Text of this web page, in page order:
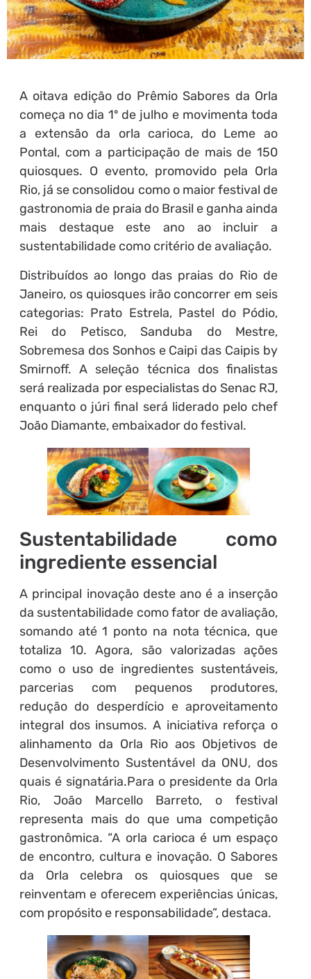
A oitava edição do Prêmio Sabores da Orla
começa no dia 1º de julho e movimenta toda
a extensão da orla carioca, do Leme ao
Pontal, com a participação de mais de 150
quiosques. O evento, promovido pela Orla
Rio, já se consolidou como o maior festival de
gastronomia de praia do Brasil e ganha ainda
mais destaque este ano ao incluir a
sustentabilidade como critério de avaliação.
Distribuídos ao longo das praias do Rio de
Janeiro, os quiosques irão concorrer em seis
categorias: Prato Estrela, Pastel do Pódio,
Rei do Petisco, Sanduba do Mestre,
Sobremesa dos Sonhos e Caipi das Caipis by
Smirnoff. A seleção técnica dos finalistas
será realizada por especialistas do Senac RJ,
enquanto o júri final será liderado pelo chef
João Diamante, embaixador do festival.
Sustentabilidade como
ingrediente essencial
A principal inovação deste ano é a inserção
da sustentabilidade como fator de avaliação,
somando até 1 ponto na nota técnica, que
totaliza 10. Agora, são valorizadas ações
como o uso de ingredientes sustentáveis,
parcerias com pequenos produtores,
redução do desperdício e aproveitamento
integral dos insumos. A iniciativa reforça o
alinhamento da Orla Rio aos Objetivos de
Desenvolvimento Sustentável da ONU, dos
quais é signatária.Para o presidente da Orla
Rio, João Marcello Barreto, o festival
representa mais do que uma competição
gastronômica. “A orla carioca é um espaço
de encontro, cultura e inovação. O Sabores
da Orla celebra os quiosques que se
reinventam e oferecem experiências únicas,
com propósito e responsabilidade”, destaca.